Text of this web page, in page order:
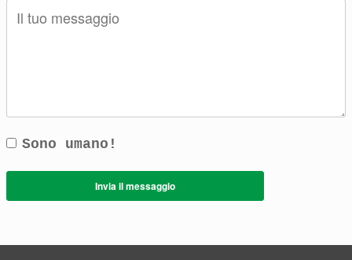
Sono umano!
Invia il messaggio